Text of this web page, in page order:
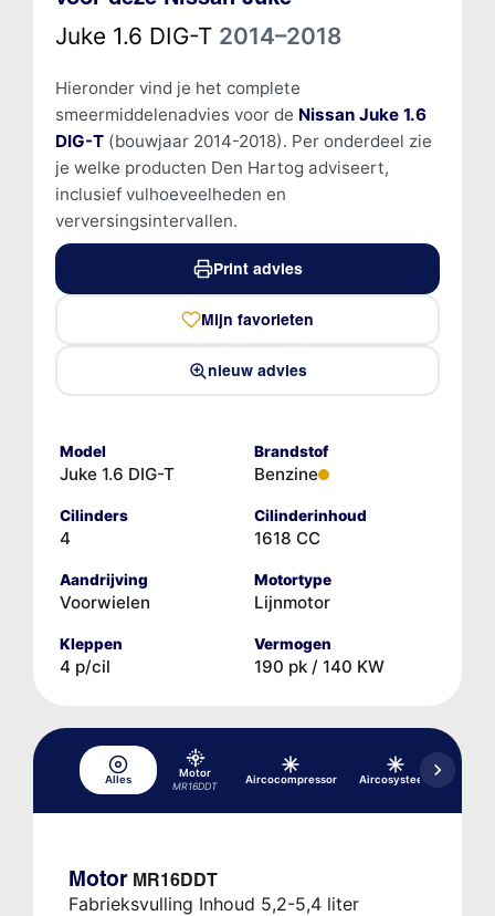
Juke 1.6 DIG-T 2014–2018
Hieronder vind je het complete
smeermiddelenadvies voor de Nissan Juke 1.6
DIG-T(bouwjaar 2014-2018). Per onderdeel zie
je welke producten Den Hartog adviseert,
inclusief vulhoeveelheden en
verversingsintervallen.
Print advies
Mijn favorieten
nieuw advies
Model
Juke 1.6 DIG-T
Brandstof
Benzine
Cilinders
4
Cilinderinhoud
1618 CC
Aandrijving
Voorwielen
Motortype
Lijnmotor
Kleppen
4 p/cil
Vermogen
190 pk / 140 KW
Alles
Motor
MR16DDT
Aircocompressor Aircosysteem
Motor MR16DDT
Fabrieksvulling Inhoud 5,2-5,4 liter